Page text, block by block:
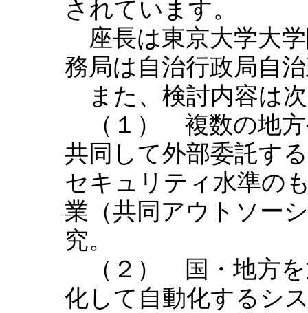
されています。
座長は東京大学大
務局は自治行政局自
また、検討内容は
（１） 複数の地方
共同して外部委託す
セキュリティ水準の
業（共同アウトソー
究。
（２） 国・地方を
化して自動化するシ